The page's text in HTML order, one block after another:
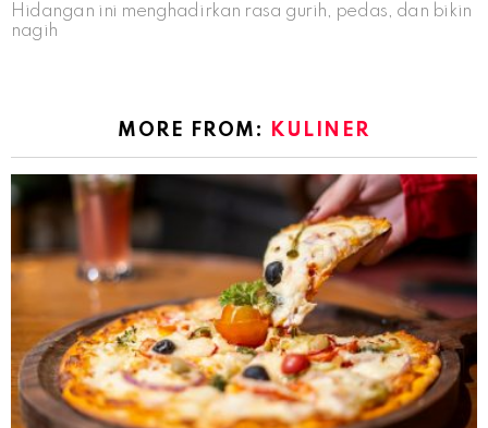
Hidangan ini menghadirkan rasa gurih, pedas, dan bikin
nagih
MORE FROM: KULINER